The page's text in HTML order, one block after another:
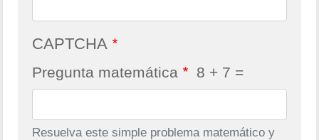
CAPTCHA
Pregunta matemática 8 + 7 =
Resuelva este simple problema matemático y